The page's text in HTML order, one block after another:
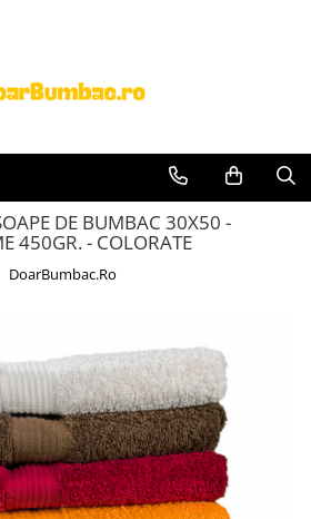
DE BUMBAC 30X50 -
450GR. - COLORATE
DoarBumbac.Ro